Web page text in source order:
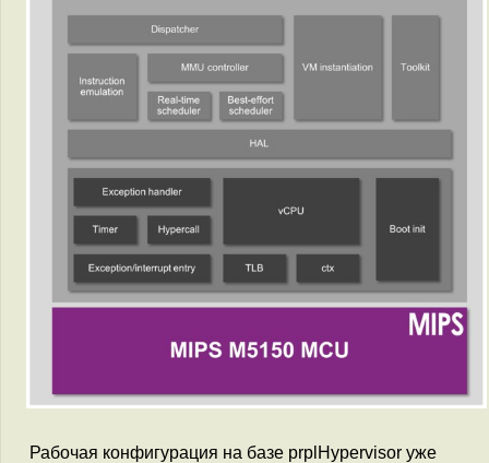
Рабочая конфигурация на базе prplHypervisor уже